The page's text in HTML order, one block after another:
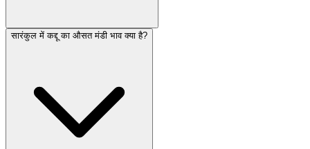
सारंकुल में कद्दू का औसत मंडी भाव क्या है?